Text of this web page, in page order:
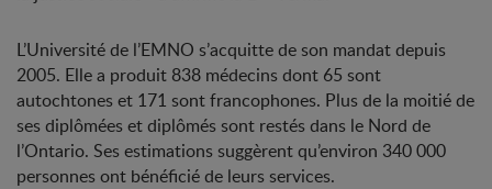
L’Université de l’EMNO s’acquitte de son mandat depuis
2005. Elle a produit 838 médecins dont 65 sont
autochtones et 171 sont francophones. Plus de la moitié de
ses diplômées et diplômés sont restés dans le Nord de
l’Ontario. Ses estimations suggèrent qu’environ 340 000
personnes ont bénéficié de leurs services.